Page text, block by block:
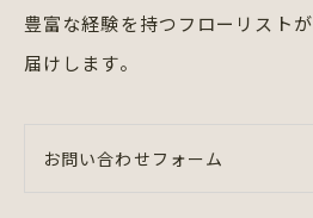
豊富な経験を持つフローリストが
届けします。
お問い合わせフォーム